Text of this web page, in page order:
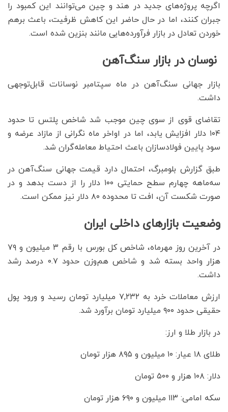
اگرچه پروژه‌های جدید در هند و چین می‌توانند این کمبود را
جبران کنند، اما در حال حاضر این کاهش ظرفیت، باعث برهم
خوردن تعادل در بازار فرآورده‌هایی مانند بنزین شده است.
نوسان در بازار سنگ‌آهن
بازار جهانی سنگ‌آهن در ماه سپتامبر نوسانات قابل‌توجهی
داشت.
تقاضای قوی از سوی چین موجب شد شاخص پلتس تا حدود
۱۰۴ دلار افزایش یابد، اما در اواخر ماه نگرانی از مازاد عرضه و
سود پایین فولادسازان باعث احتیاط معامله‌گران شد.
طبق گزارش بلومبرگ، احتمال دارد قیمت جهانی سنگ‌آهن در
سه‌ماهه چهارم سطح حمایتی ۱۰۰ دلار را از دست بدهد و در
صورت شکست آن، افت تا محدوده ۸۰ دلار نیز ممکن است.
وضعیت بازارهای داخلی ایران
در آخرین روز مهرماه، شاخص کل بورس با رقم ۳ میلیون و ۷۹
هزار واحد بسته شد و شاخص هم‌وزن حدود ۰.۷ درصد رشد
داشت.
ارزش معاملات خرد به ۷,۲۳۲ میلیارد تومان رسید و ورود پول
حقیقی حدود ۹۰۰ میلیارد تومان برآورد شد.
در بازار طلا و ارز:
طلای ۱۸ عیار: ۱۰ میلیون و ۸۹۵ هزار تومان
دلار: ۱۰۸ هزار و ۵۰۰ تومان
سکه امامی: ۱۱۳ میلیون و ۶۹۰ هزار تومان